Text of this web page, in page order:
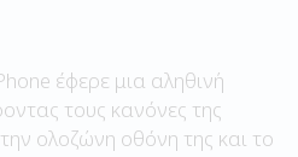
έφερε μια αληθινή
τους κανόνες της
ολοζώνη οθόνη της και το